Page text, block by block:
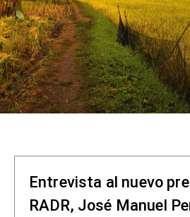
Entrevista al nuevo
RADR, José Manuel